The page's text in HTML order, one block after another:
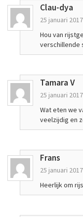
Clau-dya
25 januari
Hou van
verschillende
Tamara V
25 januari
Wat eten we
veelzijdig en
Frans
25 januari
Heerlijk om